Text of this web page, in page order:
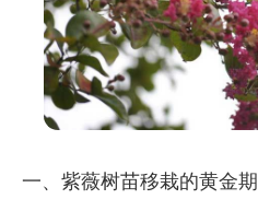
一、紫薇树苗移栽的黄金期